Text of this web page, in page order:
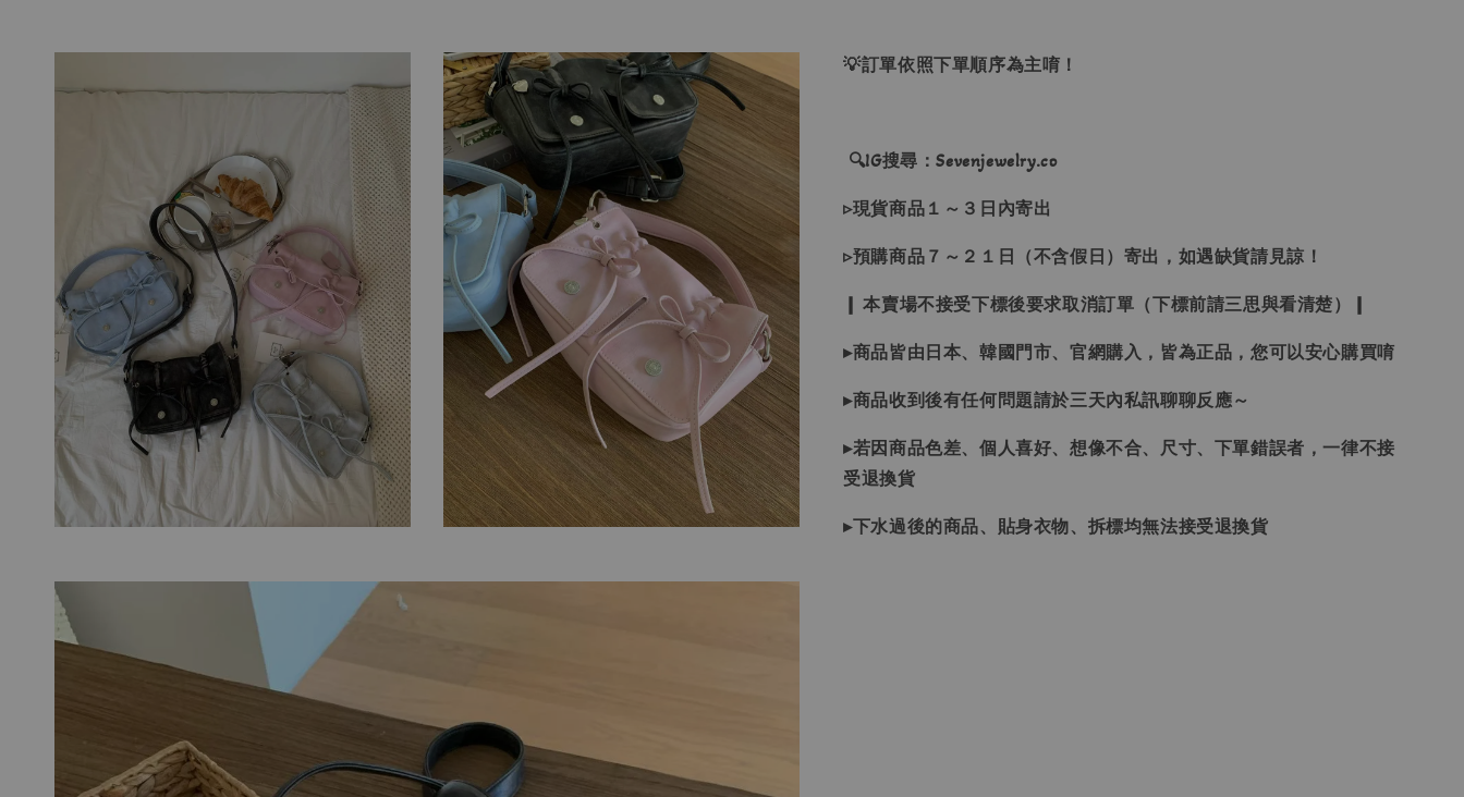
💡訂單依照下單順序為主唷！
🔍IG搜尋：Sevenjewelry.co
▹現貨商品１～３日內寄出
▹預購商品７～２１日（不含假日）寄出，如遇缺貨請見諒！
❙ 本賣場不接受下標後要求取消訂單（下標前請三思與看清楚）❙
▸商品皆由日本、韓國門市、官網購入，皆為正品，您可以安心購買唷
▸商品收到後有任何問題請於三天內私訊聊聊反應～
▸若因商品色差、個人喜好、想像不合、尺寸、下單錯誤者，一律不接
受退換貨
▸下水過後的商品、貼身衣物、拆標均無法接受退換貨